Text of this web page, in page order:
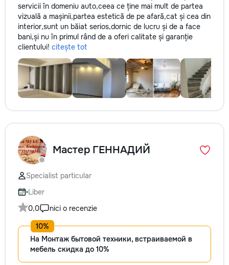
servicii în domeniu auto,ceea ce ține mai mult de partea
vizuală a mașinii,partea estetică de pe afară,cat și cea din
interior,sunt un băiat serios,dornic de lucru și de a face
bani,și nu în primul rând de a oferi calitate și garanție
clientului! citește tot
Мастер ГЕННАДИЙ
Specialist particular
Liber
0,0
nici o recenzie
На Монтаж бытовой техники, встраиваемой в
мебель скидка до 10%